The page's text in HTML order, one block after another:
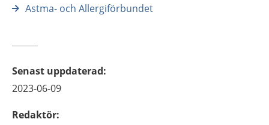
Astma- och Allergiförbundet
Senast uppdaterad:
2023-06-09
Redaktör: